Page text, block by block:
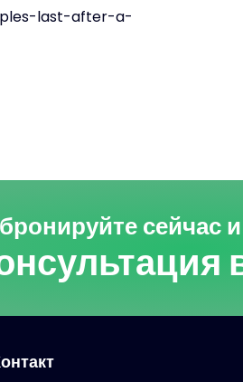
last-after-a-
сейчас